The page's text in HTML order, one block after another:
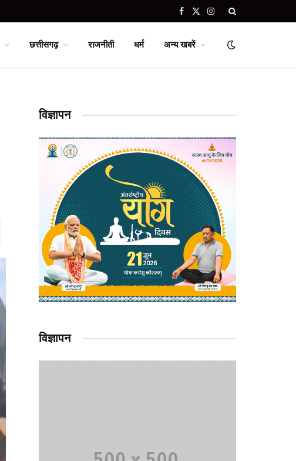
Facebook
X
Instagram
छत्तीसगढ़ राजनीती धर्म अन्य खबरें
विज्ञापन
विज्ञापन